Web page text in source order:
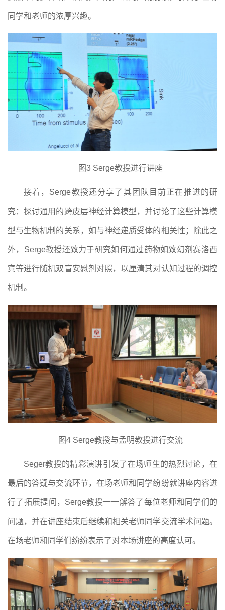
同学和老师的浓厚兴趣。
图3 Serge教授进行讲座
接着， Serge教授还分享了 其团队目前正在推进的研
究：探讨通用的跨皮层神经计算模型，并讨论了这些计算模
型与生物机制的关系 ，如与神经递质受体的相关性；除此之
外， Serge教授还致力于研究如何通过药物如致幻剂赛洛西
宾等进行随机双盲安慰剂对照，以厘清其对认知过程的调控
机制 。
图4 Serge教授与孟明教授进行交流
Seger教授的精彩演讲引发了在场师生的热烈讨论 ，在
最后的答疑与交流环节， 在场老师和同学纷纷就讲座内容进
行了拓展提问， Serge教授一一解答了每位老师和同学们的
问题，并在讲座结束后继续和相关老师同学交流学术问题。
在场老师和同学们纷纷表示了对本场讲座的高度认可。